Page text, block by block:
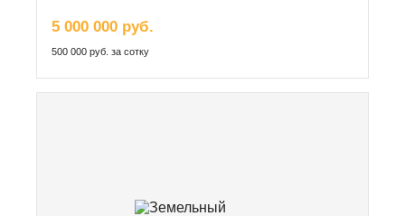
5 000 000 руб.
500 000 руб. за сотку